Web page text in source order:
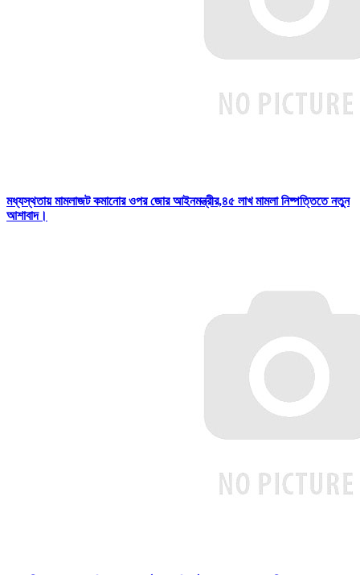
মধ্যস্থতায় মামলাজট কমানোর ওপর জোর আইনমন্ত্রীর,৪৫ লাখ মামলা নিষ্পত্তিতে নতুন
আশাবাদ।